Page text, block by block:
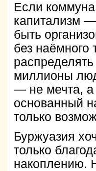
Если коммуна
капитализм
быть
без наёмного
миллионы
— не мечта, а
основанный
только
Буржуазия
только
накоплению.